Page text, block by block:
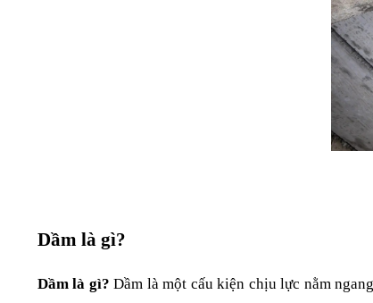
Dầm là gì?
Dầm là gì? Dầm là một cấu kiện chịu lực nằm